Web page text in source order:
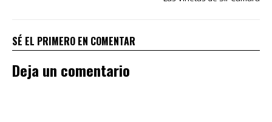
SÉ EL PRIMERO EN COMENTAR
Deja un comentario